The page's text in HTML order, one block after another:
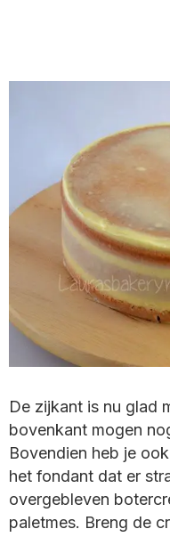
De zijkant is nu glad
bovenkant mogen
Bovendien heb je
het fondant dat er
overgebleven
paletmes. Breng de